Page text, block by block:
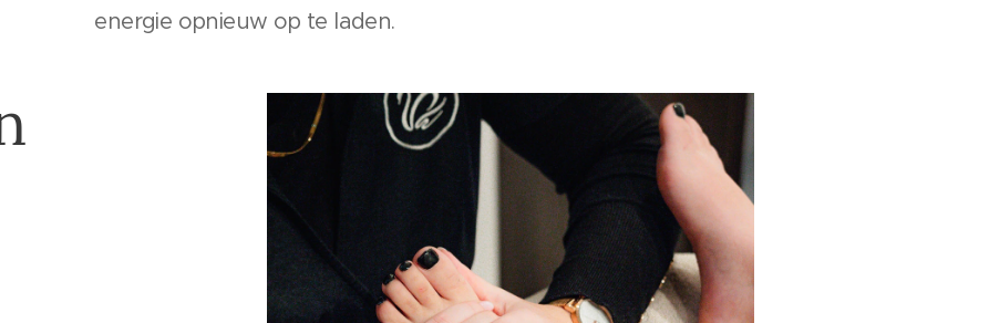
energie opnieuw op te laden.